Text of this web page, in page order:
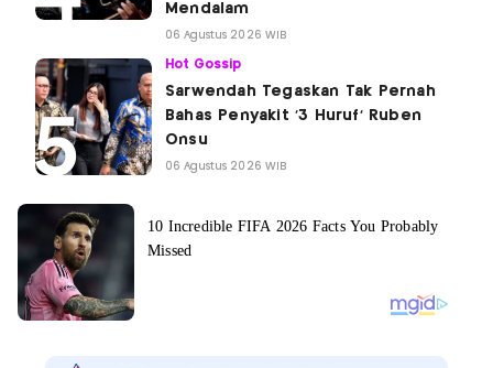
Mendalam
06 Agustus 2026 WIB
Hot Gossip
Sarwendah Tegaskan Tak Pernah
Bahas Penyakit '3 Huruf' Ruben
Onsu
06 Agustus 2026 WIB